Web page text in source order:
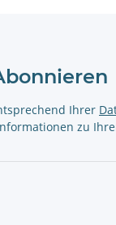
Ihrer
zu